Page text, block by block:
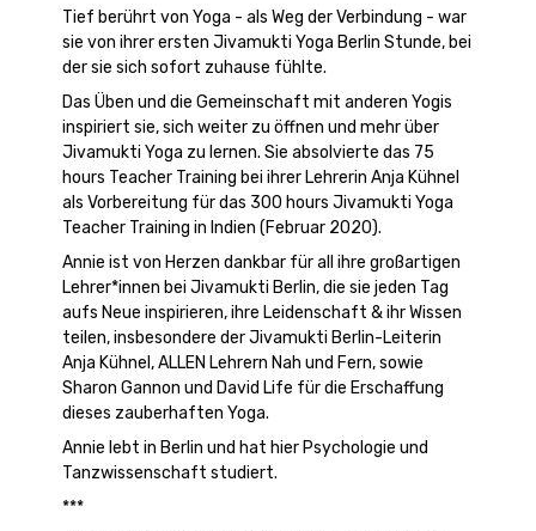
Tief berührt von Yoga - als Weg der Verbindung - war
sie von ihrer ersten Jivamukti Yoga Berlin Stunde, bei
der sie sich sofort zuhause fühlte.
Das Üben und die Gemeinschaft mit anderen Yogis
inspiriert sie, sich weiter zu öffnen und mehr über
Jivamukti Yoga zu lernen. Sie absolvierte das 75
hours Teacher Training bei ihrer Lehrerin Anja Kühnel
als Vorbereitung für das 300 hours Jivamukti Yoga
Teacher Training in Indien (Februar 2020).
Annie ist von Herzen dankbar für all ihre großartigen
Lehrer*innen bei Jivamukti Berlin, die sie jeden Tag
aufs Neue inspirieren, ihre Leidenschaft & ihr Wissen
teilen, insbesondere der Jivamukti Berlin-Leiterin
Anja Kühnel, ALLEN Lehrern Nah und Fern, sowie
Sharon Gannon und David Life für die Erschaffung
dieses zauberhaften Yoga.
Annie lebt in Berlin und hat hier Psychologie und
Tanzwissenschaft studiert.
***